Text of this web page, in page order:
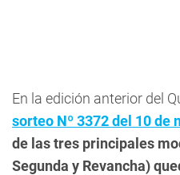
En la edición anterior del
sorteo Nº 3372 del 10 de
de las tres principales
Segunda y Revancha)